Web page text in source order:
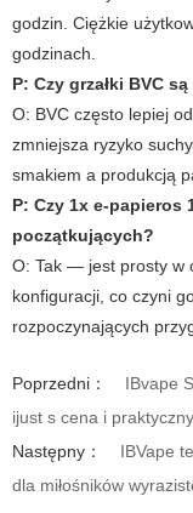
godzin. Ciężkie
godzinach.
P: Czy grzałki BVC
O: BVC często lepiej
zmniejsza ryzyko
smakiem a produkcją
P: Czy 1x e-papieros
początkujących?
O: Tak — jest prosty w
konfiguracji, co czyni
rozpoczynających
Poprzedni：
IBvape
ijust s cena i
Następny：
IBVape
dla miłośników